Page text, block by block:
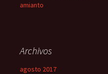
amianto
Archivos
agosto 2017